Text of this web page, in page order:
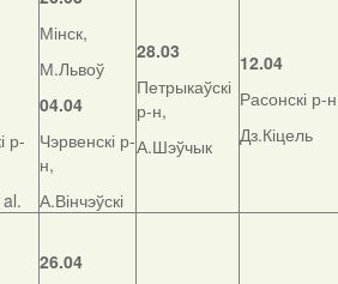
р-
Мінск,
М.Львоў
04.04
Чэрвенскі р-
н,
А.Вінчэўскі
28.03
Петрыкаўскі
р-н,
А.Шэўчык
12.04
Расонскі р-
Дз.Кіцель
26.04